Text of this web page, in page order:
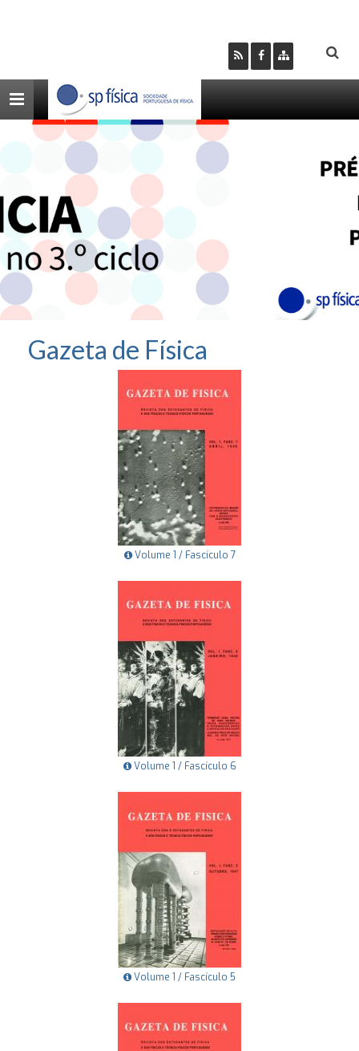
Toggle
navigation
Gazeta de Física
Volume 1 / Fascículo 7
Volume 1 / Fascículo 6
Volume 1 / Fascículo 5